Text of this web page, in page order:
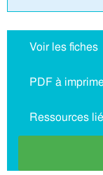
Voir les fiches
PDF à
Ressources